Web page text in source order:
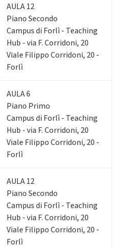
AULA 12
Piano Secondo
Campus di Forlì - Teaching
Hub - via F. Corridoni, 20
Viale Filippo Corridoni, 20 -
Forlì
AULA 6
Piano Primo
Campus di Forlì - Teaching
Hub - via F. Corridoni, 20
Viale Filippo Corridoni, 20 -
Forlì
AULA 12
Piano Secondo
Campus di Forlì - Teaching
Hub - via F. Corridoni, 20
Viale Filippo Corridoni, 20 -
Forlì